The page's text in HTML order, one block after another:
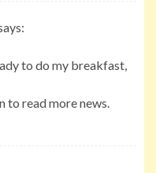
to do my breakfast,
read more news.